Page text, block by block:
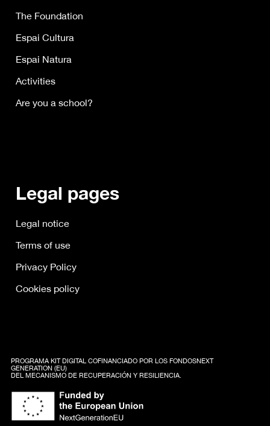
The Foundation
Espai Cultura
Espai Natura
Activities
Are you a school?
Legal pages
Legal notice
Terms of use
Privacy Policy
Cookies policy
PROGRAMA KIT DIGITAL COFINANCIADO POR LOS FONDOSNEXT
GENERATION (EU)
DEL MECANISMO DE RECUPERACIÓN Y RESILIENCIA.